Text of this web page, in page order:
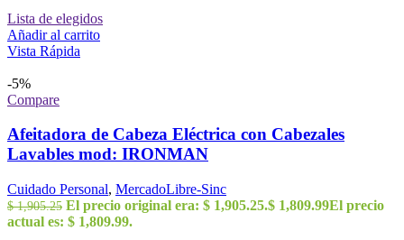
Lista de elegidos
Añadir al carrito
Vista Rápida
-5%
Compare
Afeitadora de Cabeza Eléctrica con Cabezales
Lavables mod: IRONMAN
Cuidado Personal, MercadoLibre-Sinc
$1,905.25 El precio original era: $ 1,905.25.$ 1,809.99El precio
actual es: $ 1,809.99.